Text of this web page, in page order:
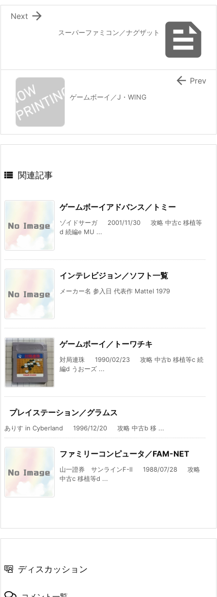

スーパーファミコン／ナグザット

Next
ゲームボーイ／J・WING
 Prev
 関連記事
ゲームボーイアドバンス／トミー
ゾイドサーガ 2001/11/30 攻略 中古c 移植等
d 続編e MU ...
インテレビジョン／ソフト一覧
メーカー名 参入日 代表作 Mattel 1979
ゲームボーイ／トーワチキ
対局連珠 1990/02/23 攻略 中古b 移植等c 続
編d うおーズ ...
プレイステーション／グラムス
ありす in Cyberland 1996/12/20 攻略 中古b 移 ...
ファミリーコンピュータ／FAM-NET
山一證券 サンラインF-Ⅱ 1988/07/28 攻略
中古c 移植等d ...
ディスカッション